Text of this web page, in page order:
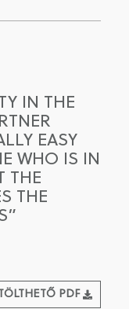
IN THE
EASY
WHO IS IN
THE
THE
PDF